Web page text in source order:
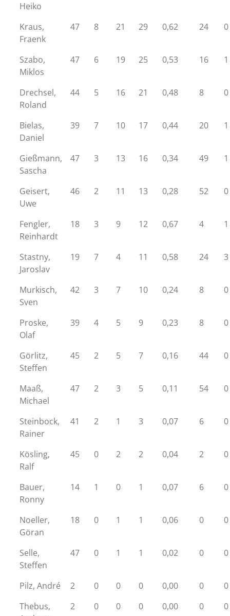
Heiko
Kraus,
Fraenk
47 8 21 29 0,62 24 0
Szabo,
Miklos
47 6 19 25 0,53 16 1
Drechsel,
Roland
44 5 16 21 0,48 8 0
Bielas,
Daniel
39 7 10 17 0,44 20 1
Gießmann,
Sascha
47 3 13 16 0,34 49 1
Geisert,
Uwe
46 2 11 13 0,28 52 0
Fengler,
Reinhardt
18 3 9 12 0,67 4 1
Stastny,
Jaroslav
19 7 4 11 0,58 24 3
Murkisch,
Sven
42 3 7 10 0,24 8 0
Proske,
Olaf
39 4 5 9 0,23 8 0
Görlitz,
Steffen
45 2 5 7 0,16 44 0
Maaß,
Michael
47 2 3 5 0,11 54 0
Steinbock,
Rainer
41 2 1 3 0,07 6 0
Kösling,
Ralf
45 0 2 2 0,04 2 0
Bauer,
Ronny
14 1 0 1 0,07 6 0
Noeller,
Göran
18 0 1 1 0,06 0 0
Selle,
Steffen
47 0 1 1 0,02 0 0
Pilz, André 2 0 0 0 0,00 0
0
Thebus,
2 0 0 0 0,00 0 0